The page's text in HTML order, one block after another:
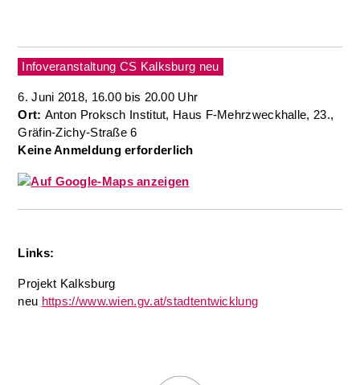
Infoveranstaltung CS Kalksburg neu
6. Juni 2018, 16.00 bis 20.00 Uhr
Ort: Anton Proksch Institut, Haus F-Mehrzweckhalle, 23.,
Gräfin-Zichy-Straße 6
Keine Anmeldung erforderlich
Links:
Projekt Kalksburg
neu https://www.wien.gv.at/stadtentwicklung